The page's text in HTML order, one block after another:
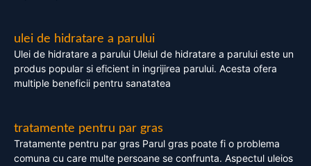
ulei de hidratare a parului
Ulei de hidratare a parului Uleiul de hidratare a parului este un
produs popular si eficient in ingrijirea parului. Acesta ofera
multiple beneficii pentru sanatatea
tratamente pentru par gras
Tratamente pentru par gras Parul gras poate fi o problema
comuna cu care multe persoane se confrunta. Aspectul uleios